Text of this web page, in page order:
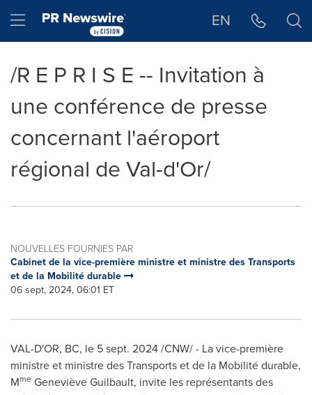
Hamburger menu EN
/R E P R I S E -- Invitation à
une conférence de presse
concernant l'aéroport
régional de Val-d'Or/
NOUVELLES FOURNIES PAR
Cabinet de la vice-première ministre et ministre des Transports
et de la Mobilité durable
06 sept, 2024, 06:01 ET
VAL-D'OR, BC, le 5 sept. 2024/CNW/ - La vice-première
ministre et ministre des Transports et de la Mobilité durable,
Mme Geneviève Guilbault, invite les représentants des